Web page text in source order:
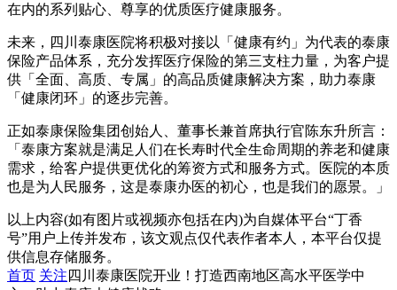
在内的系列贴心、尊享的优质医疗健康服务。
未来，四川泰康医院将积极对接以「健康有约」为代表的泰康
保险产品体系，充分发挥医疗保险的第三支柱力量，为客户提
供「全面、高质、专属」的高品质健康解决方案，助力泰康
「健康闭环」的逐步完善。
正如泰康保险集团创始人、董事长兼首席执行官陈东升所言：
「泰康方案就是满足人们在长寿时代全生命周期的养老和健康
需求，给客户提供更优化的筹资方式和服务方式。医院的本质
也是为人民服务，这是泰康办医的初心，也是我们的愿景。」
以上内容(如有图片或视频亦包括在内)为自媒体平台“丁香
号”用户上传并发布，该文观点仅代表作者本人，本平台仅提
供信息存储服务。
首页 关注 ​四川泰康医院开业！打造西南地区高水平医学中